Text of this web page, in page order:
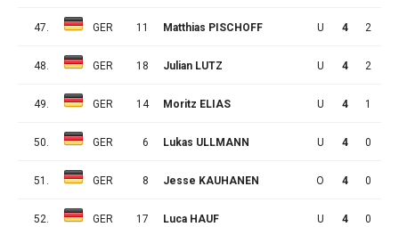
47. GER 11 Matthias PISCHOFF U 4 2
48. GER 18 Julian LUTZ U 4 2
49. GER 14 Moritz ELIAS U 4 1
50. GER 6 Lukas ULLMANN U 4 0
51. GER 8 Jesse KAUHANEN O 4 0
52. GER 17 Luca HAUF U 4 0